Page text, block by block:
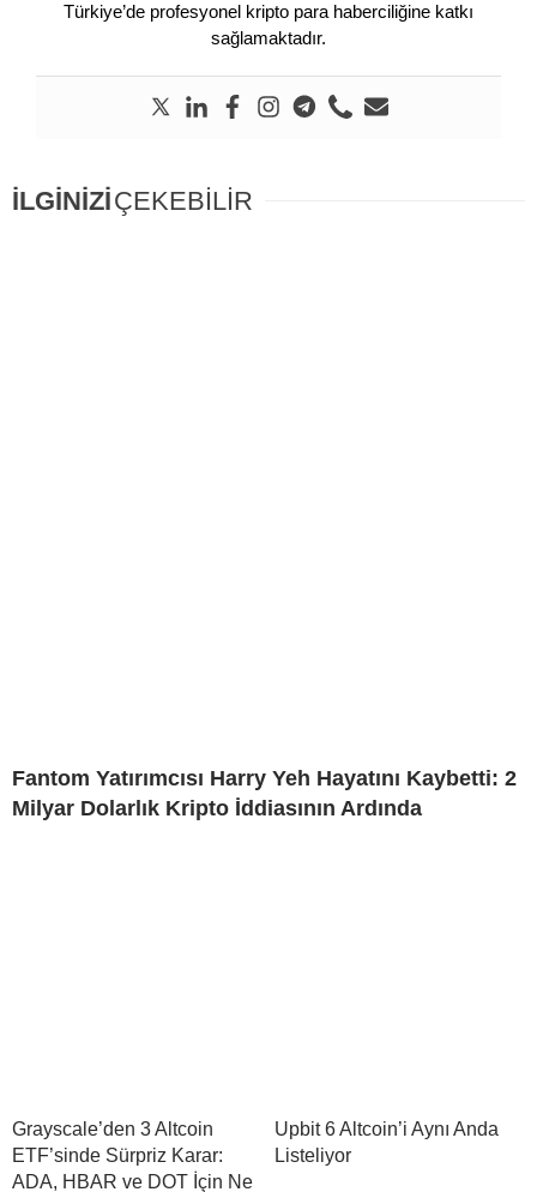
Türkiye’de profesyonel kripto para haberciliğine katkı
sağlamaktadır.
İLGİNİZİÇEKEBİLİR
Fantom Yatırımcısı Harry Yeh Hayatını Kaybetti: 2
Milyar Dolarlık Kripto İddiasının Ardında
Grayscale’den 3 Altcoin
ETF’sinde Sürpriz Karar:
ADA, HBAR ve DOT İçin Ne
Upbit 6 Altcoin’i Aynı Anda
Listeliyor